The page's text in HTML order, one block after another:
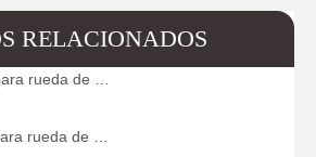
RELACIONADOS